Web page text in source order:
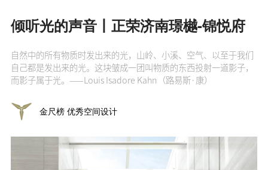
倾听光的声音丨正荣济南璟樾-锦悦府
自然中的所有物质时发出来的光，山岭、小溪、空气、以至于我们
自己都是发出来的光。这块皱成一团叫物质的东西投射一道影子，
而影子属于光。——Louis Isadore Kahn（路易斯·康）
金尺榜 优秀空间设计